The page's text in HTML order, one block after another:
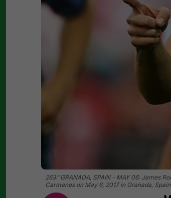
263:"GRANADA, SPAIN - MAY 06: James
Carmenes on May 6, 2017 in Granada,